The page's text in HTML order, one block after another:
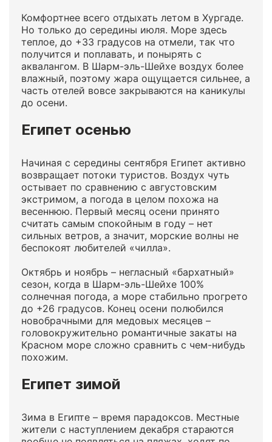
Комфортнее всего отдыхать летом в Хургаде.
Но только до середины июля. Море здесь
теплое, до +33 градусов на отмели, так что
получится и поплавать, и понырять с
аквалангом. В Шарм-эль-Шейхе воздух более
влажный, поэтому жара ощущается сильнее, а
часть отелей вовсе закрываются на каникулы
до осени.
Египет осенью
Начиная с середины сентября Египет активно
возвращает потоки туристов. Воздух чуть
остывает по сравнению с августовским
экстримом, а погода в целом похожа на
весеннюю. Первый месяц осени принято
считать самым спокойным в году – нет
сильных ветров, а значит, морские волны не
беспокоят любителей «чилла».
Октябрь и ноябрь – негласный «бархатный»
сезон, когда в Шарм-эль-Шейхе 100%
солнечная погода, а море стабильно прогрето
до +26 градусов. Конец осени полюбился
новобрачными для медовых месяцев –
головокружительно романтичные закаты на
Красном море сложно сравнить с чем-нибудь
похожим.
Египет зимой
Зима в Египте – время парадоксов. Местные
жители с наступлением декабря стараются